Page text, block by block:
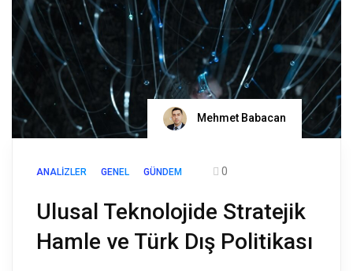
Mehmet Babacan
ANALIZLER GENEL GÜNDEM 0
Ulusal Teknolojide Stratejik
Hamle ve Türk Dış Politikası